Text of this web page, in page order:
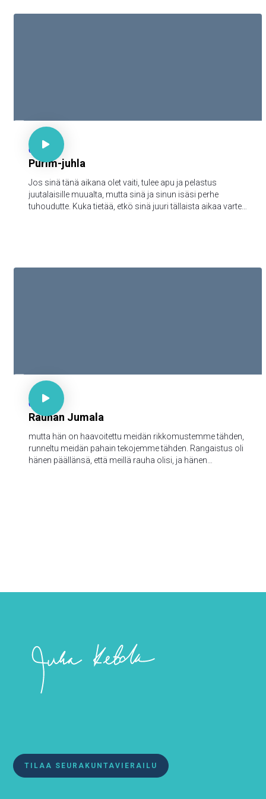
Est. 4:14

67
Purim-juhla
Jos sinä tänä aikana olet vaiti, tulee apu ja pelastus
juutalaisille muualta, mutta sinä ja sinun isäsi perhe
tuhoudutte. Kuka tietää, etkö sinä juuri tällaista aikaa varten
Jes 53:8

64
Rauhan Jumala
mutta hän on haavoitettu meidän rikkomustemme tähden,
runneltu meidän pahain tekojemme tähden. Rangaistus oli
hänen päällänsä, että meillä rauha olisi, ja hänen
TILAA SEURAKUNTAVIERAILU